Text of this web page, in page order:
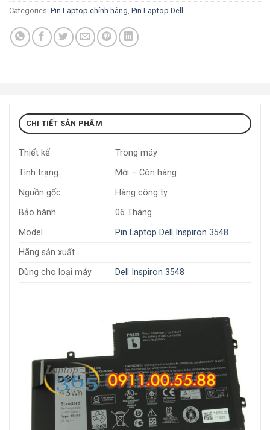
Categories: Pin Laptop chính hãng Pin Laptop Dell
CHI TIẾT SẢN PHẨM
Thiết kế
Trong máy
Tình trạng
Mới – Còn hàng
Nguồn gốc
Hàng công ty
Bảo hành
06 Tháng
Model
Pin Laptop Dell Inspiron 3548
Hãng sản xuất
Dùng cho loại máy
Dell Inspiron 3548